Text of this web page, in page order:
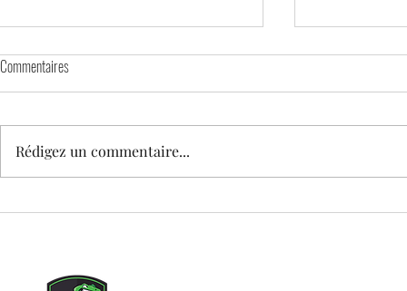
STAGE DE
Commentaires
Rédigez un commentaire...